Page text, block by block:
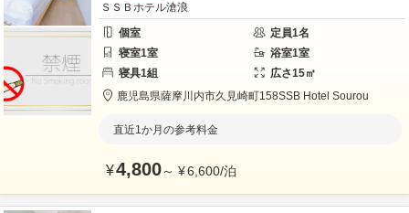
ＳＳＢホテル滄浪
個室
定員1名
寝室1室 浴室1室
寝具1組 広さ15㎡
鹿児島県薩摩川内市久見崎町158SSB Hotel Sourou
直近1か月の参考料金
¥4,800～ ¥6,600/泊